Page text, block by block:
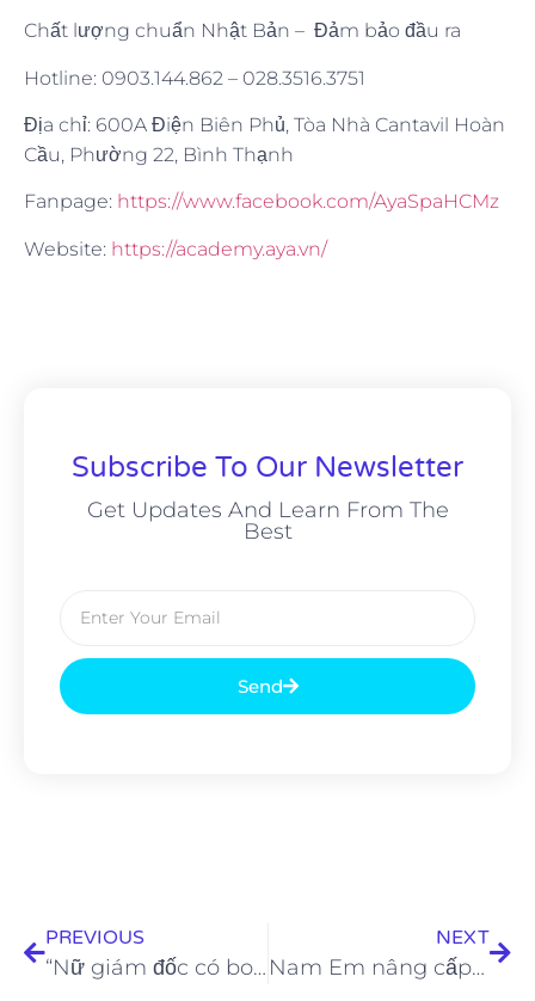
Chất lượng chuẩn Nhật Bản – Đảm bảo đầu ra
Hotline: 0903.144.862 – 028.3516.3751
Địa chỉ: 600A Điện Biên Phủ, Tòa Nhà Cantavil Hoàn
Cầu, Phường 22, Bình Thạnh
Fanpage: https://www.facebook.com/AyaSpaHCMz
Website: https://academy.aya.vn/
Subscribe To Our Newsletter
Get Updates And Learn From The
Best
Send
PREVIOUS
“Nữ giám đốc có body phồn thực đẹp nhất showbiz Việt” thích thiền trên mặt nước
NEXT
Nam Em nâng cấp ngoại hình, suy nghĩ tích cực sau nhiều biến cố cuộc sống